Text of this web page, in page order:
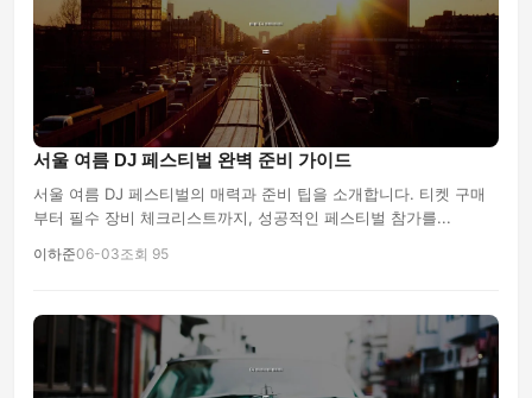
서울 여름 DJ 페스티벌 완벽 준비 가이드
서울 여름 DJ 페스티벌의 매력과 준비 팁을 소개합니다. 티켓 구매
부터 필수 장비 체크리스트까지, 성공적인 페스티벌 참가를...
이하준06-03조회 95